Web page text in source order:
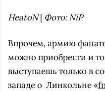
HeatoN| Фото: NiP
Впрочем, армию
можно приобрести и
выступаешь только в
западе о Линкольне «